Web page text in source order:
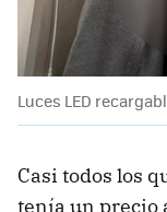
Luces LED
Casi todos los
tenía un precio